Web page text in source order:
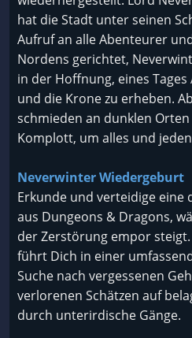
hat die Stadt unter seinen
Aufruf an alle Abenteurer
Nordens gerichtet,
in der Hoffnung, eines
und die Krone zu erheben.
schmieden an dunklen
Komplott, um alles und
Neverwinter Wiedergeburt
Erkunde und verteidige eine
aus Dungeons & Dragons,
der Zerstörung empor steigt.
führt Dich in einer
Suche nach vergessenen
verlorenen Schätzen auf
durch unterirdische Gänge.